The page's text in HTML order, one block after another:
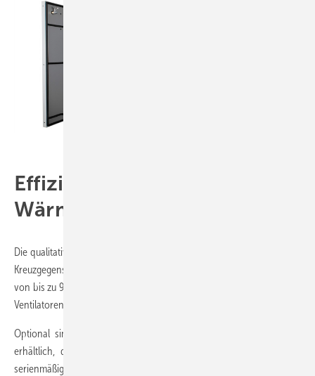
Effizienter Betrieb & hohe
Wärmerückgewinnung
Die qualitativ hochwertigen VARIO V Geräte verfügen über effiziente
Kreuzgegenstrom-Wärmetauscher, die für eine Wärmerückgewinnung
von bis zu 93 % sorgen. Zwei unabhängig voneinander regelbare EC-
Ventilatoren garantieren einen energieeffizienten Betrieb.
Optional sind bis zu zwei Wasserregister zum Heizen und Kühlen
erhältlich, die sich mühelos in das Gerät integrieren lassen. Die
serienmäßig integrierten, großflächigen Filter ePM1 55 % und